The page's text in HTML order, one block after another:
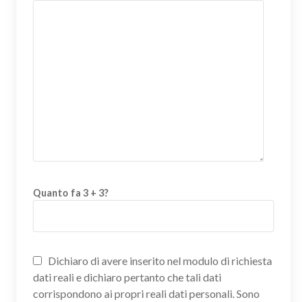
Quanto fa 3 + 3?
Dichiaro di avere inserito nel modulo di richiesta
dati reali e dichiaro pertanto che tali dati
corrispondono ai propri reali dati personali. Sono